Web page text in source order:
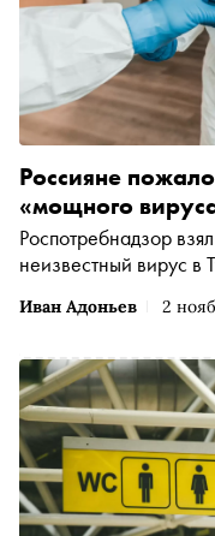
Иван Адоньев 2
Россияне
«мощного
Роспотребнадзор
неизвестный вирус в